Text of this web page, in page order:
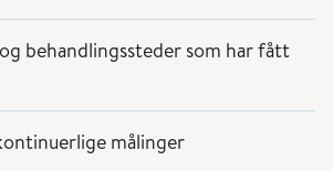
behandlingssteder som har fått
målinger